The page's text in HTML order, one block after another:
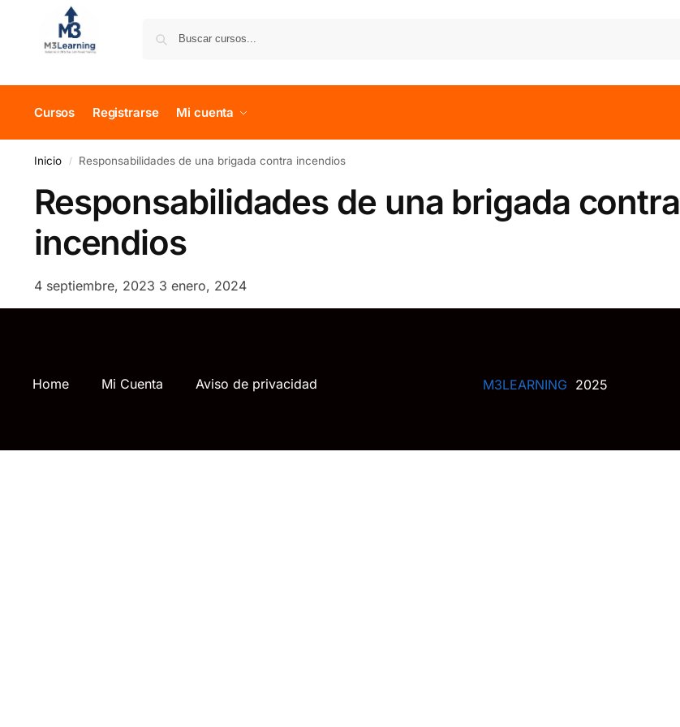
Cursos Registrarse Mi cuenta
Inicio / Responsabilidades de una brigada contra incendios
Responsabilidades de una brigada contra
incendios
4 septiembre, 2023 3 enero, 2024
Home Mi Cuenta Aviso de privacidad M3LEARNING 2025